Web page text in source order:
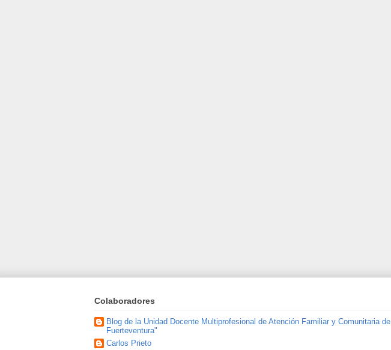
Colaboradores
Blog de la Unidad Docente Multiprofesional de Atención Familiar y Comunitaria de
Fuerteventura"
Carlos Prieto